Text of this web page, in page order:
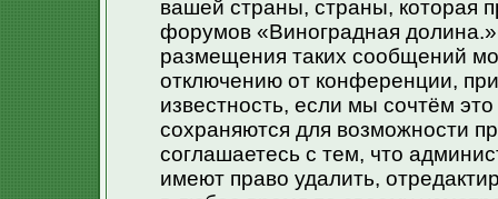
вашей страны, страны, которая
форумов «Виноградная
размещения таких сообщений
отключению от конференции,
известность, если мы сочтём
сохраняются для возможности
соглашаетесь с тем, что
имеют право удалить,